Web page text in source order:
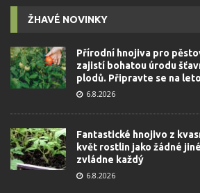
ŽHAVÉ NOVINKY
Přírodní hnojiva pro
zajistí bohatou úrodu
plodů. Připravte se na
6.8.2026
Fantastické hnojivo z
květ rostlin jako žádné
zvládne každý
6.8.2026